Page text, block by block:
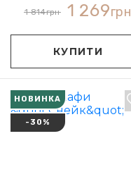
1 814грн 1 269грн
КУПИТИ
НОВИНКА
-30%